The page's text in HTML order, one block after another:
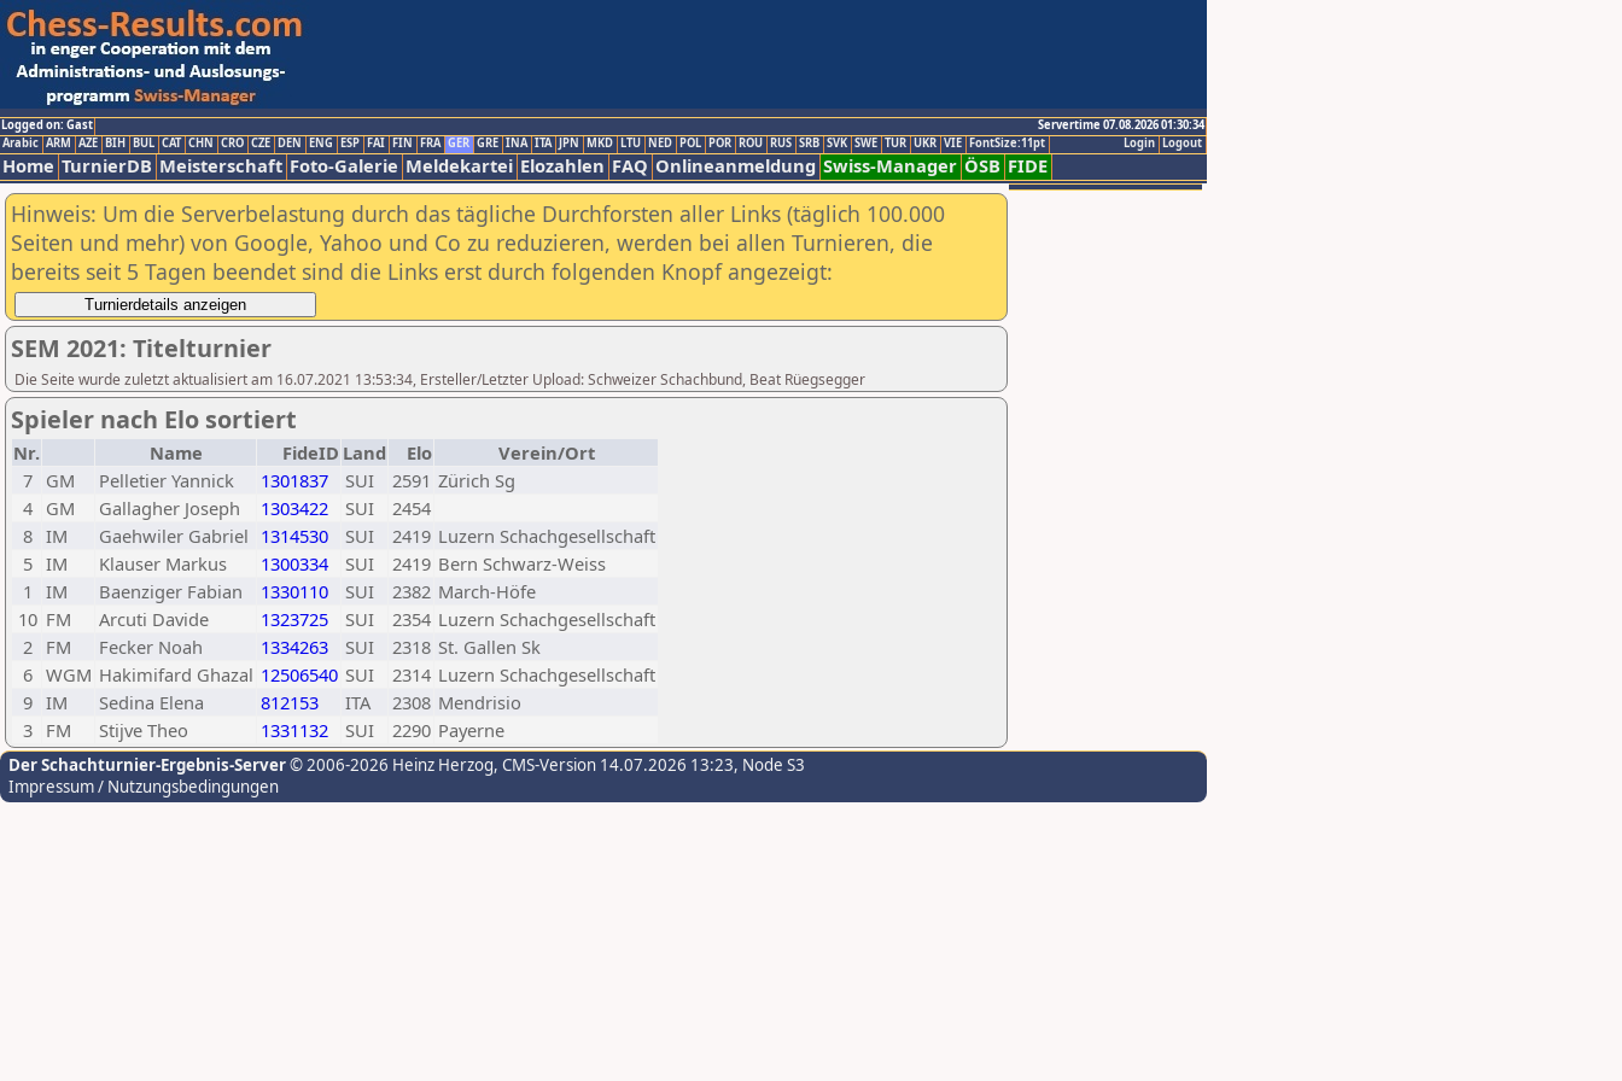
Logged on: Gast
Servertime 07.08.2026 01:30:34
Logout
Login
Arabic ARM AZE BIH BUL CAT CHN CRO CZE DEN ENG ESP FAI FIN FRA GER GRE INA ITA JPN MKD LTU NED POL POR ROU RUS SRB SVK SWE TUR UKR VIE FontSize:11pt
Home TurnierDB Meisterschaft Foto-Galerie Meldekartei Elozahlen FAQ Onlineanmeldung Swiss-Manager ÖSB FIDE
Hinweis: Um die Serverbelastung durch das tägliche Durchforsten aller Links (täglich 100.000
Seiten und mehr) von Google, Yahoo und Co zu reduzieren, werden bei allen Turnieren, die
bereits seit 5 Tagen beendet sind die Links erst durch folgenden Knopf angezeigt:
SEM 2021: Titelturnier
Die Seite wurde zuletzt aktualisiert am 16.07.2021 13:53:34, Ersteller/Letzter Upload: Schweizer Schachbund, Beat Rüegsegger
Spieler nach Elo sortiert
Nr. Name FideID Land Elo
Verein/Ort
7
GM Pelletier Yannick 1301837 SUI 2591 Zürich Sg
4
GM Gallagher Joseph 1303422 SUI
2454
8 IM Gaehwiler Gabriel 1314530 SUI 2419 Luzern Schachgesellschaft
5 IM Klauser Markus 1300334 SUI 2419 Bern Schwarz-Weiss
1
IM Baenziger Fabian 1330110 SUI 2382 March-Höfe
10 FM Arcuti Davide 1323725 SUI 2354 Luzern Schachgesellschaft
2
FM Fecker Noah 1334263 SUI 2318 St. Gallen Sk
6 WGM Hakimifard Ghazal 12506540 SUI 2314 Luzern Schachgesellschaft
9 IM Sedina Elena 812153 ITA 2308 Mendrisio
3
FM Stijve Theo 1331132 SUI 2290 Payerne
Der Schachturnier-Ergebnis-Server© 2006-2026 Heinz Herzog, CMS-Version 14.07.2026 13:23, Node S3
Impressum / Nutzungsbedingungen